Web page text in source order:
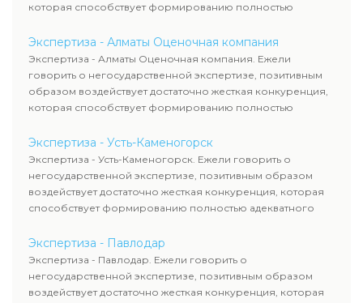
которая способствует формированию полностью
Экспертиза - Алматы Оценочная компания
Экспертиза - Алматы Оценочная компания. Ежели
говорить о негосударственной экспертизе, позитивным
образом воздействует достаточно жесткая конкуренция,
которая способствует формированию полностью
Экспертиза - Усть-Каменогорск
Экспертиза - Усть-Каменогорск. Ежели говорить о
негосударственной экспертизе, позитивным образом
воздействует достаточно жесткая конкуренция, которая
способствует формированию полностью адекватного
Экспертиза - Павлодар
Экспертиза - Павлодар. Ежели говорить о
негосударственной экспертизе, позитивным образом
воздействует достаточно жесткая конкуренция, которая